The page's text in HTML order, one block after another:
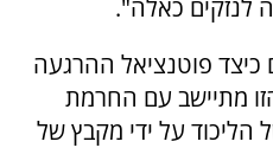
לנזקים כאלה".
כיצד פוטנציאל ההרגעה
מתיישב עם החרמת
על ידי מקבץ של